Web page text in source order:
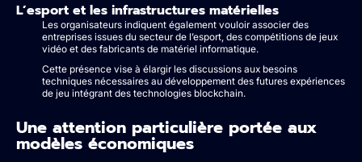
L’esport et les infrastructures matérielles
Les organisateurs indiquent également vouloir associer des
entreprises issues du secteur de l’esport, des compétitions de jeux
vidéo et des fabricants de matériel informatique.
Cette présence vise à élargir les discussions aux besoins
techniques nécessaires au développement des futures expériences
de jeu intégrant des technologies blockchain.
Une attention particulière portée aux
modèles économiques